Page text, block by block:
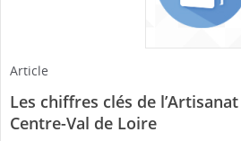
Article
Les chiffres clés de
Centre-Val de Loire